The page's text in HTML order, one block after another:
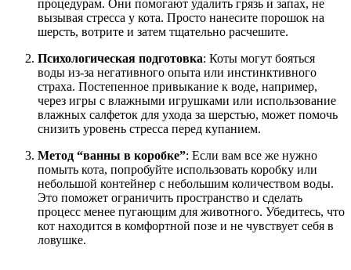
процедурам. Они помогают удалить грязь и запах, не
вызывая стресса у кота. Просто нанесите порошок на
шерсть, вотрите и затем тщательно расчешите.
Психологическая подготовка: Коты могут бояться
воды из-за негативного опыта или инстинктивного
страха. Постепенное привыкание к воде, например,
через игры с влажными игрушками или использование
влажных салфеток для ухода за шерстью, может помочь
снизить уровень стресса перед купанием.
Метод “ванны в коробке”: Если вам все же нужно
помыть кота, попробуйте использовать коробку или
небольшой контейнер с небольшим количеством воды.
Это поможет ограничить пространство и сделать
процесс менее пугающим для животного. Убедитесь, что
кот находится в комфортной позе и не чувствует себя в
ловушке.